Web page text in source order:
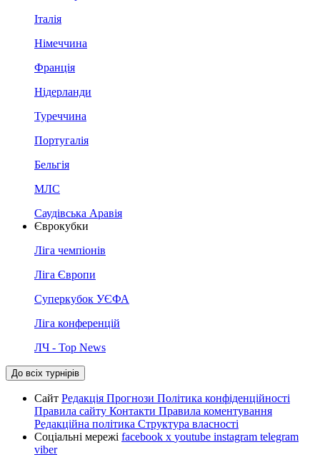
Італія
Німеччина
Франція
Нідерланди
Туреччина
Португалія
Бельгія
МЛС
Саудівська Аравія
Єврокубки
Ліга чемпіонів
Ліга Європи
Суперкубок УЄФА
Ліга конференцій
ЛЧ - Top News
До всіх турнірів
Сайт Редакція Прогнози Політика конфіденційності
Правила сайту Контакти Правила коментування
Редакційна політика Структура власності
Соціальні мережі facebook x youtube instagram telegram
viber